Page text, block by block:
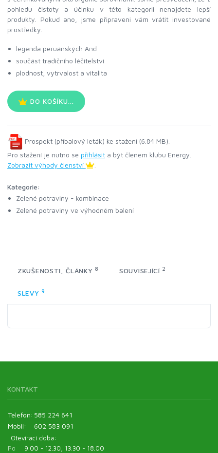
pohledu čistoty a účinku v této kategorii nenajdete lepší
produkty. Pokud ano, jsme připraveni vám vrátit investované
prostředky.
legenda peruánských And
součást tradičního léčitelství
plodnost, vytrvalost a vitalita
DO KOŠÍKU...
Prospekt (příbalový leták) ke stažení (6.84 MB).
Pro stažení je nutno se přihlásit a být členem klubu Energy.
Zobrazit výhody členství
Kategorie:
Zelené potraviny - kombinace
Zelené potraviny ve výhodném balení
ZKUŠENOSTI, ČLÁNKY 8 SOUVISEJÍCÍ 2
SLEVY9
KONTAKT
Telefon: 585 224 641
Mobil:
602 583 091
Otevírací doba:
Po
9.00 - 12.30, 13.30 - 18.00